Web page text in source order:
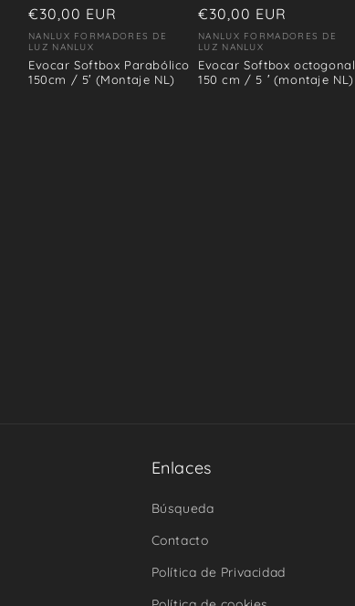
Precio
habitual
€30,00 EUR
Proveedor:
NANLUX FORMADORES DE
LUZ NANLUX
Evocar Softbox Parabólico
150cm / 5′ (Montaje NL)
Precio
habitual
€30,00 EUR
Proveedor:
NANLUX FORMADORES DE
LUZ NANLUX
Evocar Softbox octogonal
150 cm / 5 ′ (montaje NL)
Enlaces
Búsqueda
Contacto
Política de Privacidad